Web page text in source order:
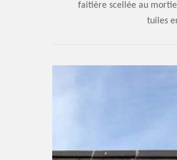
faitière scellée au
tuiles